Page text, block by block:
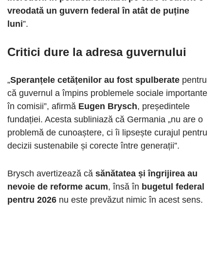
vreodată un guvern federal în atât de puține
luni”.
Critici dure la adresa guvernului
„Speranțele cetățenilor au fost spulberate pentru
că guvernul a împins problemele sociale importante
în comisii”, afirmă Eugen Brysch, președintele
fundației. Acesta subliniază că Germania „nu are o
problemă de cunoaștere, ci îi lipsește curajul pentru
decizii sustenabile și corecte între generații”.
Brysch avertizează că sănătatea și îngrijirea au
nevoie de reforme acum, însă în bugetul federal
pentru 2026 nu este prevăzut nimic în acest sens.